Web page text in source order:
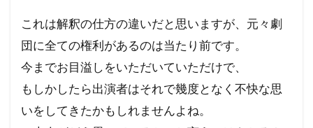
これは解釈の仕方の違いだと思いますが、元々劇
団に全ての権利があるのは当たり前です。
今までお目溢しをいただいていただけで、
もしかしたら出演者はそれで幾度となく不快な思
いをしてきたかもしれませんよね。